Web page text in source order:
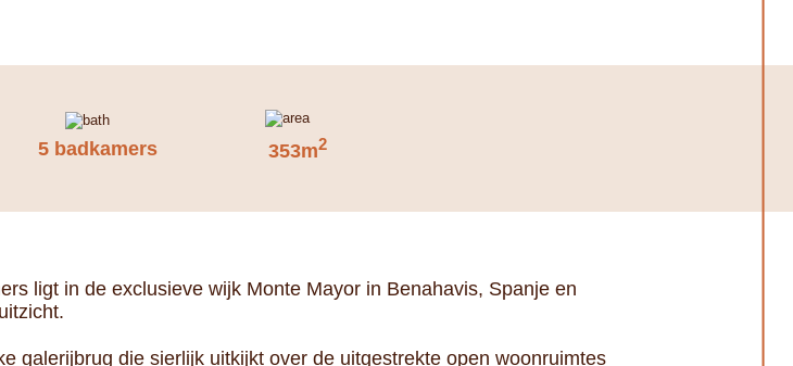
5 badkamers 353m2
ligt in de exclusieve wijk Monte Mayor in Benahavis, Spanje en
galerijbrug die sierlijk uitkijkt over de uitgestrekte open woonruimtes